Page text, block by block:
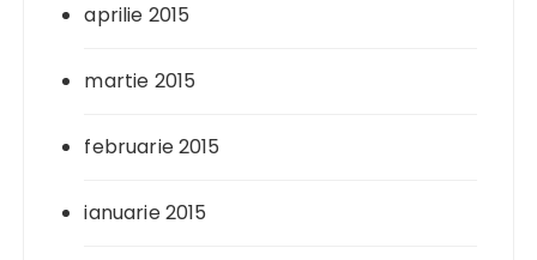
aprilie 2015
martie 2015
februarie 2015
ianuarie 2015